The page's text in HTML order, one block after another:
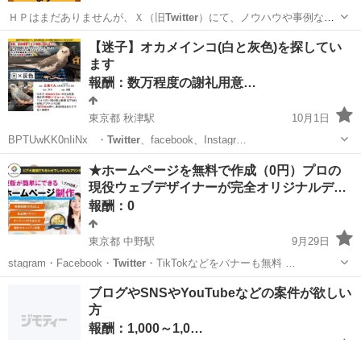
ＨＰはまだありませんが、Ｘ（旧Twitter）にて、ノウハウや事例な
ど、週に３…
埼玉 川口市 手伝いたい/助けたい 集客
【迷子】オカメインコ(白と灰色)を探してい
ます
報酬：数万程度の謝礼用意…
東京都 秋津駅
10月1日
BPTUwKK0nIiNx_ ・ Twitter、facebook、Instagr…
東京 東村山市 手伝って/助けて オカメインコ
★ホームページを無料で作成（0円）プロの
現役ウェブデザイナーが完全オリジナルデ…
報酬：0
東京都 中野駅
9月29日
stagram・Facebook・ Twitter・TikTokなどをバナーも無料 …
中野駅 その他 デザイナー
ブログやSNSやYouTubeなどの案件が欲しい
方
報酬：1,000～1,0…